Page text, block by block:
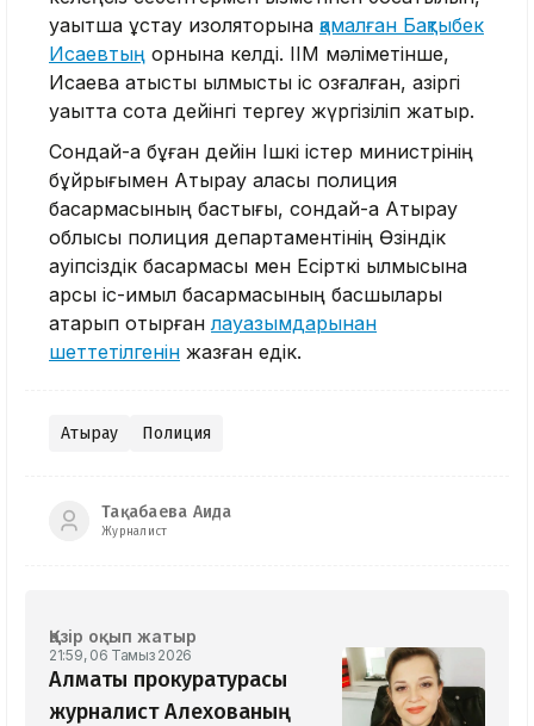
уақытша ұстау изоляторына қамалған Бақтыбек
Исаевтың орнына келді. ІІМ мәліметінше,
Исаевқа қатысты қылмыстық іс қозғалған, қазіргі
уақытта сотқа дейінгі тергеу жүргізіліп жатыр.
Сондай-ақ бұған дейін Ішкі істер министрінің
бұйрығымен Атырау қаласы полиция
басқармасының бастығы, сондай-ақ Атырау
облысы полиция департаментінің Өзіндік
қауіпсіздік басқармасы мен Есірткі қылмысына
қарсы іс-қимыл басқармасының басшылары
атқарып отырған лауазымдарынан
шеттетілгенін жазған едік.
Атырау Полиция
Тақабаева Аида
Журналист
Қазір оқып жатыр
21:59, 06 Тамыз 2026
Алматы прокуратурасы
журналист Алехованың